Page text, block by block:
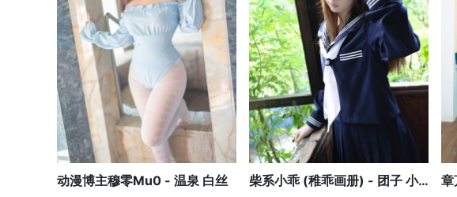
动漫博主穆零Mu0 - 温泉 白丝
柴系小乖 (稚乖画册) - 团子 小